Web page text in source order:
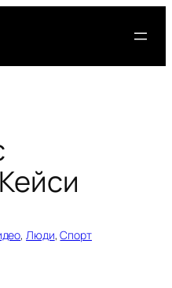
, Люди, Спорт